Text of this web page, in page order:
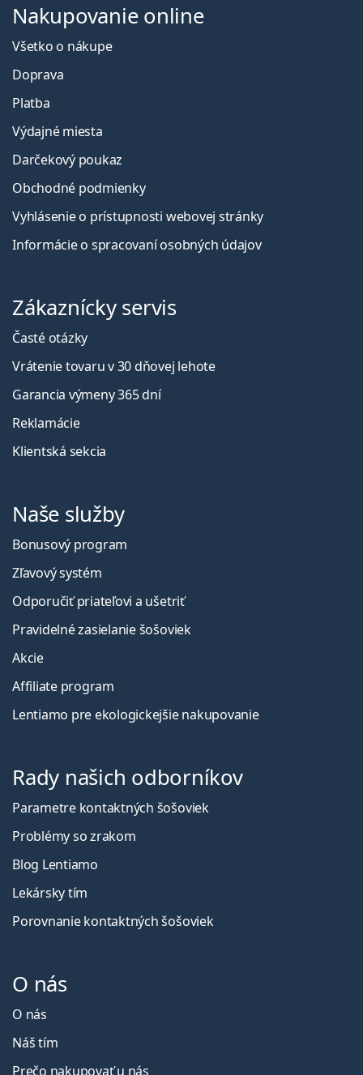
Nakupovanie online
Všetko o nákupe
Doprava
Platba
Výdajné miesta
Darčekový poukaz
Obchodné podmienky
Vyhlásenie o prístupnosti webovej stránky
Informácie o spracovaní osobných údajov
Zákaznícky servis
Časté otázky
Vrátenie tovaru v 30 dňovej lehote
Garancia výmeny 365 dní
Reklamácie
Klientská sekcia
Naše služby
Bonusový program
Zľavový systém
Odporučiť priateľovi a ušetriť
Pravidelné zasielanie šošoviek
Akcie
Affiliate program
Lentiamo pre ekologickejšie nakupovanie
Rady našich odborníkov
Parametre kontaktných šošoviek
Problémy so zrakom
Blog Lentiamo
Lekársky tím
Porovnanie kontaktných šošoviek
O nás
O nás
Náš tím
Prečo nakupovať u nás